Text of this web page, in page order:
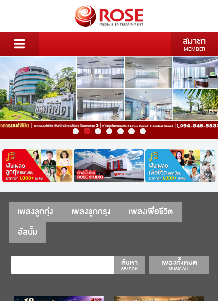
สมาชิก
MEMBER
เพลงลูกทุ่ง เพลงลูกกรุง
เพลงเพื่อชีวิต
อัลบั้ม
เพลงทั้งหมด
MUSIC ALL
ค้นหา
SEARCH